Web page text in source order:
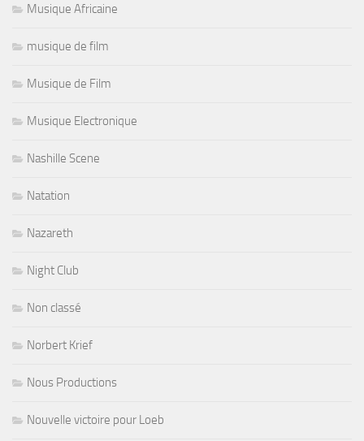
Musique Africaine
musique de film
Musique de Film
Musique Electronique
Nashille Scene
Natation
Nazareth
Night Club
Non classé
Norbert Krief
Nous Productions
Nouvelle victoire pour Loeb